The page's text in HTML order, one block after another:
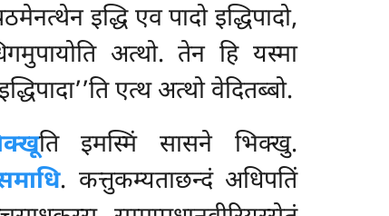
इद्धि एव पादो इद्धिपादो,
अत्थो. तेन हि यस्मा
एत्थ अत्थो वेदितब्बो.
ति इमस्मिं सासने भिक्खु.
. कत्तुकम्यताछन्दं अधिपतिं